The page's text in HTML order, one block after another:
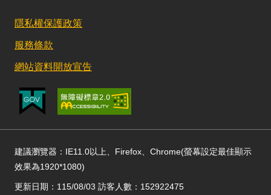
隱私權保護政策
服務條款
網站資料開放宣告
建議瀏覽器：IE11.0以上、Firefox、Chrome(螢幕設定最佳顯示
效果為1920*1080)
更新日期：115/08/03 訪客人數：152922475